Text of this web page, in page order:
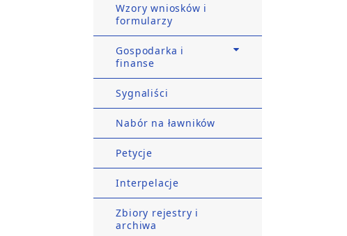
Wzory wniosków i
formularzy
Gospodarka i
finanse
Sygnaliści
Nabór na ławników
Petycje
Interpelacje
Zbiory rejestry i
archiwa